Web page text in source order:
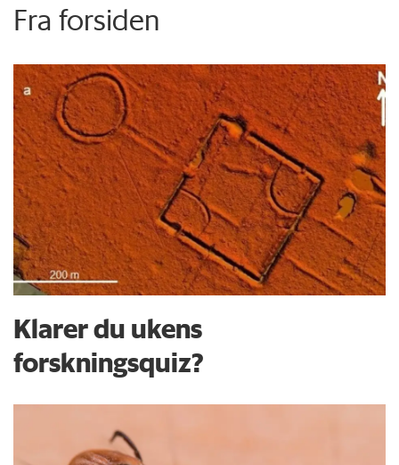
Fra forsiden
Klarer du ukens
forskningsquiz?